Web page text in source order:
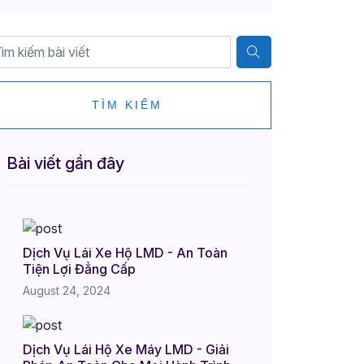
TÌM KIẾM
Bài viết gần đây
Dịch Vụ Lái Xe Hộ LMD - An Toàn
Tiện Lợi Đẳng Cấp
August 24, 2024
Dịch Vụ Lái Hộ Xe Máy LMD - Giải